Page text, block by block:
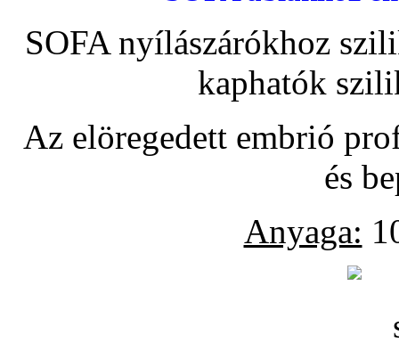
SOFA nyílászárókhoz
kaphatók
Az elöregedett embrió
és
Anyaga: